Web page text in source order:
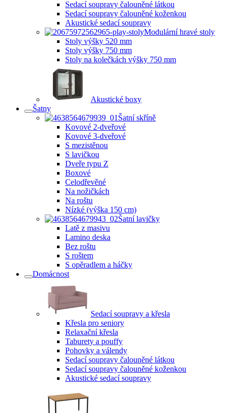
Sedací soupravy čalouněné látkou
Sedací soupravy čalouněné koženkou
Akustické sedací soupravy
Modulární hravé stoly
Stoly výšky 520 mm
Stoly výšky 750 mm
Stoly na kolečkách výšky 750 mm
Akustické boxy
Šatny
Šatní skříně
Kovové 2-dveřové
Kovové 3-dveřové
S mezistěnou
S lavičkou
Dveře typu Z
Boxové
Celodřevěné
Na nožičkách
Na roštu
Nízké (výška 150 cm)
Šatní lavičky
Latě z masivu
Lamino deska
Bez roštu
S roštem
S opěradlem a háčky
Domácnost
Sedací soupravy a křesla
Křesla pro seniory
Relaxační křesla
Taburety a pouffy
Pohovky a válendy
Sedací soupravy čalouněné látkou
Sedací soupravy čalouněné koženkou
Akustické sedací soupravy